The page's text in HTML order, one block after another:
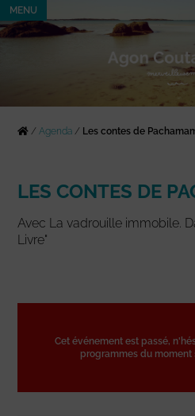
MENU
/Agenda / Les contes de
LES CONTES DE
Avec La vadrouille immobile.
Livre"
Cet événement est passé,
programmes du moment